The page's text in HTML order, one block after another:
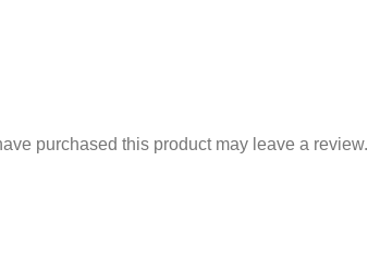
purchased this product may leave a review.